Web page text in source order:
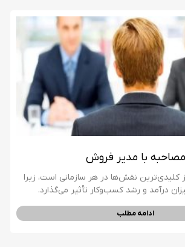
مصاحبه با مدیر فروش
کلیدی‌ترین نقش‌ها در هر سازمانی است، زیرا
درآمد و رشد کسب‌وکار تأثیر می‌گذارد.
ادامه مطلب